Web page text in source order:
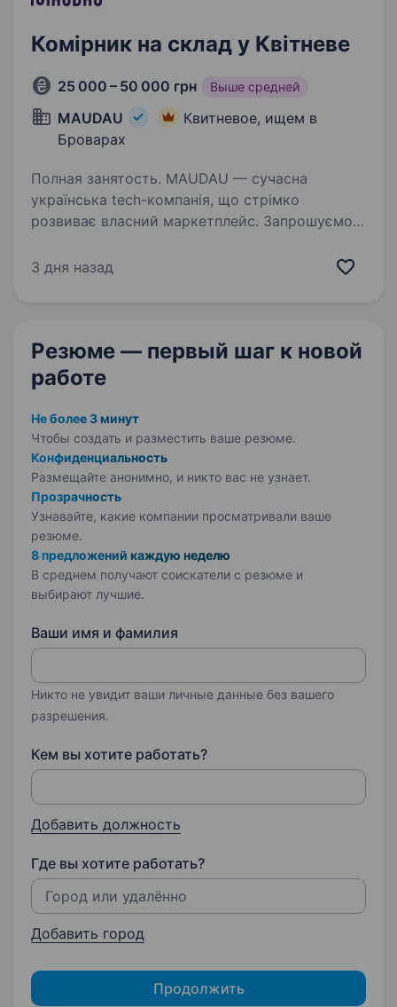
Комірник на склад у Квітневе
25 000 – 50 000 грн Выше средней
MAUDAU
Квитневое, ищем в
Броварах
Полная занятость. MAUDAU — сучасна
українська tech-компанія, що стрімко
розвиває власний маркетплейс. Запрошуємо
працювати, розвиватися та отримувати
3 дня назад
Резюме — первый шаг к новой
работе
Не более 3 минут
Чтобы создать и разместить ваше резюме.
Конфиденциальность
Размещайте анонимно, и никто вас не узнает.
Прозрачность
Узнавайте, какие компании просматривали ваше
резюме.
8 предложений каждую неделю
В среднем получают соискатели с резюме и
выбирают лучшие.
Ваши имя и фамилия
Никто не увидит ваши личные данные без вашего
разрешения.
Кем вы хотите работать?
Добавить должность
Где вы хотите работать?
Добавить город
Продолжить